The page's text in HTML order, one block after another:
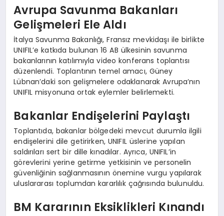
Avrupa Savunma Bakanları
Gelişmeleri Ele Aldı
İtalya Savunma Bakanlığı, Fransız mevkidaşı ile birlikte
UNIFIL’e katkıda bulunan 16 AB ülkesinin savunma
bakanlarının katılımıyla video konferans toplantısı
düzenlendi. Toplantının temel amacı, Güney
Lübnan’daki son gelişmelere odaklanarak Avrupa’nın
UNIFIL misyonuna ortak eylemler belirlemekti.
Bakanlar Endişelerini Paylaştı
Toplantıda, bakanlar bölgedeki mevcut durumla ilgili
endişelerini dile getirirken, UNIFIL üslerine yapılan
saldırıları sert bir dille kınadılar. Ayrıca, UNIFIL’in
görevlerini yerine getirme yetkisinin ve personelin
güvenliğinin sağlanmasının önemine vurgu yapılarak
uluslararası toplumdan kararlılık çağrısında bulunuldu.
BM Kararının Eksiklikleri Kınandı